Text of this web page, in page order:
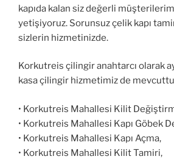
kapıda kalan siz değerli
yetişiyoruz. Sorunsuz çelik kapı
sizlerin hizmetinizde.
Korkutreis çilingir anahtarcı olarak
kasa çilingir hizmetimiz de
• Korkutreis Mahallesi Kilit
• Korkutreis Mahallesi Kapı Göbek
• Korkutreis Mahallesi Kapı Açma,
• Korkutreis Mahallesi Kilit Tamiri,